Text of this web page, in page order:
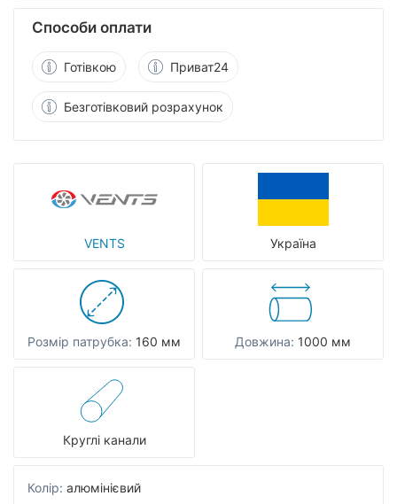
VENTS Україна
Розмір патрубка: 160 мм Довжина: 1000 мм
Круглі канали
Колір: алюмінієвий
Способи оплати
Готівкою Приват24
Безготівковий розрахунок